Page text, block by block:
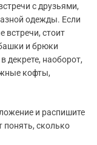
с друзьями,
одежды. Если
встречи, стоит
и брюки
декрете, наоборот,
кофты,
и распишите
понять, сколько